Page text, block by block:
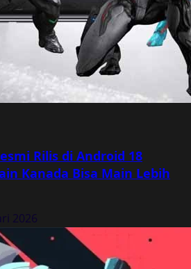
Rilis di Android 18
Kanada Bisa Main Lebih
2026